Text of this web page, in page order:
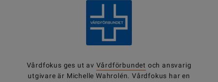
Vårdfokus ges ut av Vårdförbundet och ansvarig
utgivare är Michelle Wahrolén. Vårdfokus har en